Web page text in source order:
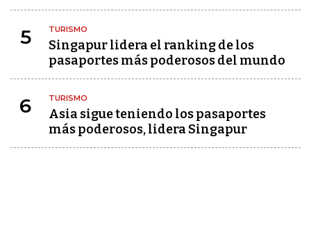
5 TURISMO
Singapur lidera el ranking de los
pasaportes más poderosos del mundo
6 TURISMO
Asia sigue teniendo los pasaportes
más poderosos, lidera Singapur